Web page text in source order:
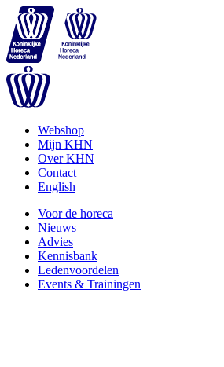
Webshop
Mijn KHN
Over KHN
Contact
English
Voor de horeca
Nieuws
Advies
Kennisbank
Ledenvoordelen
Events & Trainingen